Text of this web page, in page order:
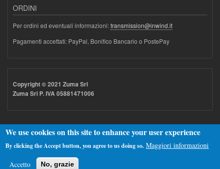
ORDINI
Per ordini ed eventuali informazioni:transmission@inwind.it
Pagamenti accettati: PayPal, Bonifico Bancario o PostePay
Copyright © 2021 Zuma Srl
Zuma Srl P. IVA 05881471006
We use cookies on this site to enhance your user experience
By clicking the Accept button, you agree to us doing so. Maggiori informazioni
Accetto No, grazie